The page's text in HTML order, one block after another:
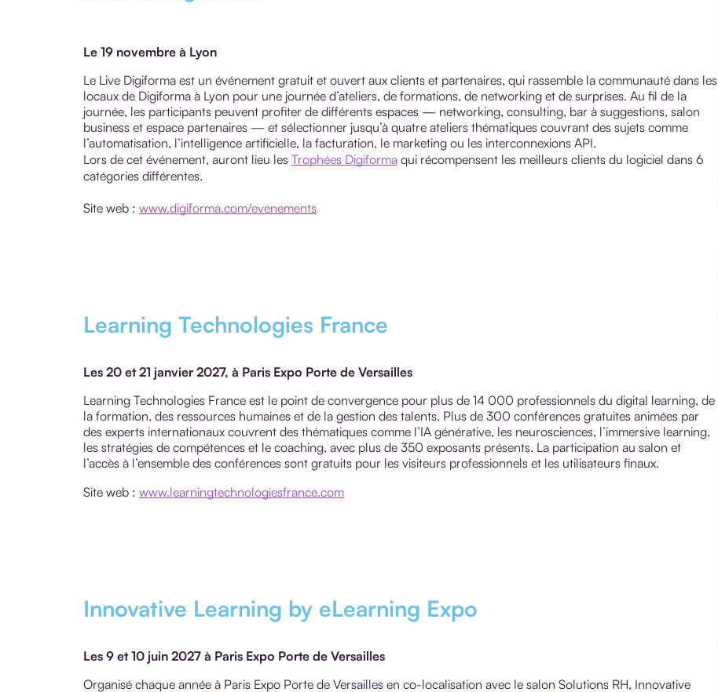
Le 19 novembre à Lyon
Le Live Digiforma est un événement gratuit et ouvert aux clients et partenaires, qui rassemble la communauté dans les
locaux de Digiforma à Lyon pour une journée d’ateliers, de formations, de networking et de surprises. Au fil de la
journée, les participants peuvent profiter de différents espaces — networking, consulting, bar à suggestions, salon
business et espace partenaires — et sélectionner jusqu’à quatre ateliers thématiques couvrant des sujets comme
l’automatisation, l’intelligence artificielle, la facturation, le marketing ou les interconnexions API.
Lors de cet événement, auront lieu les Trophées Digiforma qui récompensent les meilleurs clients du logiciel dans 6
catégories différentes.
Site web : www.digiforma.com/evenements
Learning Technologies France
Les 20 et 21 janvier 2027, à Paris Expo Porte de Versailles
Learning Technologies France est le point de convergence pour plus de 14 000 professionnels du digital learning, de
la formation, des ressources humaines et de la gestion des talents. Plus de 300 conférences gratuites animées par
des experts internationaux couvrent des thématiques comme l’IA générative, les neurosciences, l’immersive learning,
les stratégies de compétences et le coaching, avec plus de 350 exposants présents. La participation au salon et
l’accès à l’ensemble des conférences sont gratuits pour les visiteurs professionnels et les utilisateurs finaux.
Site web : www.learningtechnologiesfrance.com
Innovative Learning by eLearning Expo
Les 9 et 10 juin 2027 à Paris Expo Porte de Versailles
Organisé chaque année à Paris Expo Porte de Versailles en co-localisation avec le salon Solutions RH, Innovative